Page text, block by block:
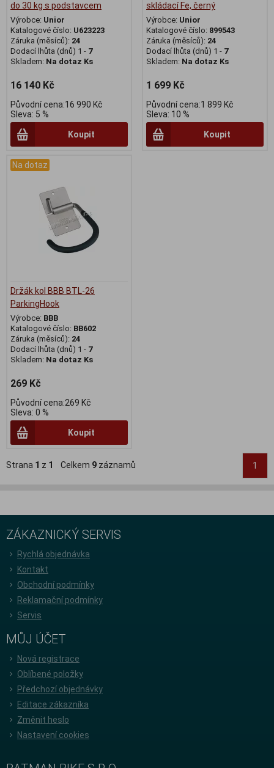
do 30 kg s podstavcem
Výrobce: Unior
Katalogové číslo: U623223
Záruka (měsíců): 24
Dodací lhůta (dnů) 1 - 7
Skladem: Na dotaz Ks
16 140 Kč
Původní cena:16 990 Kč
Sleva: 5 %
Koupit
skládací Fe, černý
Výrobce: Unior
Katalogové číslo: 899543
Záruka (měsíců): 24
Dodací lhůta (dnů) 1 - 7
Skladem: Na dotaz Ks
1 699 Kč
Původní cena:1 899 Kč
Sleva: 10 %
Koupit
Na dotaz
Držák kol BBB BTL-26
ParkingHook
Výrobce: BBB
Katalogové číslo: BB602
Záruka (měsíců): 24
Dodací lhůta (dnů) 1 - 7
Skladem: Na dotaz Ks
269 Kč
Původní cena:269 Kč
Sleva: 0 %
Koupit
Strana 1 z 1 Celkem 9 záznamů 1
ZÁKAZNICKÝ SERVIS
Rychlá objednávka
Kontakt
Obchodní podmínky
Reklamační podmínky
Servis
MŮJ ÚČET
Nová registrace
Oblíbené položky
Předchozí objednávky
Editace zákazníka
Změnit heslo
Nastavení cookies